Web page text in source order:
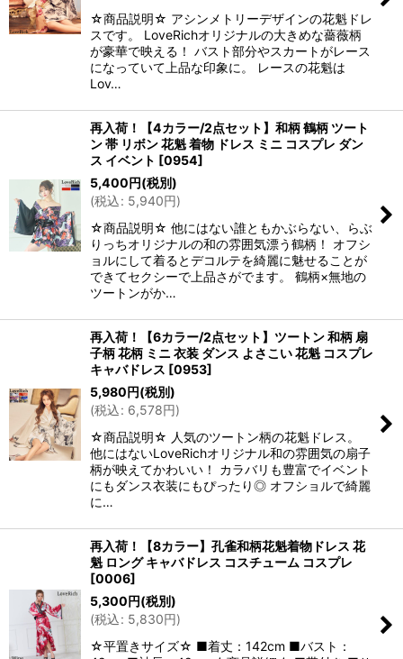
☆商品説明☆ アシンメトリーデザインの花魁ドレ
スです。 LoveRichオリジナルの大きめな薔薇柄
が豪華で映える！ バスト部分やスカートがレース
になっていて上品な印象に。 レースの花魁は
Lov…
再入荷！【4カラー/2点セット】和柄 鶴柄 ツート
ン 帯 リボン 花魁 着物 ドレス ミニ コスプレ ダン
ス イベント [0954]
5,400円(税別)
(税込: 5,940円)
☆商品説明☆ 他にはない誰ともかぶらない、らぶ
りっちオリジナルの和の雰囲気漂う鶴柄！ オフシ
ョルにして着るとデコルテを綺麗に魅せることが
できてセクシーで上品さがでます。 鶴柄×無地の
ツートンがか…
再入荷！【6カラー/2点セット】ツートン 和柄 扇
子柄 花柄 ミニ 衣装 ダンス よさこい 花魁 コスプレ
キャバドレス [0953]
5,980円(税別)
(税込: 6,578円)
☆商品説明☆ 人気のツートン柄の花魁ドレス。
他にはないLoveRichオリジナル和の雰囲気の扇子
柄が映えてかわいい！ カラバリも豊富でイベント
にもダンス衣装にもぴったり◎ オフショルで綺麗
に…
再入荷！【8カラー】孔雀和柄花魁着物ドレス 花
魁 ロング キャバドレス コスチューム コスプレ
[0006]
5,300円(税別)
(税込: 5,830円)
☆平置きサイズ☆ ■着丈：142cm ■バスト：